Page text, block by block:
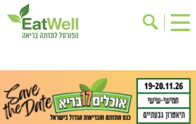
בישול בריא
אינדקס עסקים
ריפוי ומניעת מחלות
בריאות האישה